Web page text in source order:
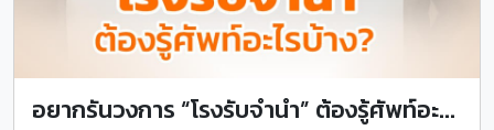
อยากรันวงการ “โรงรับจำนำ” ต้องรู้ศัพท์อะ...